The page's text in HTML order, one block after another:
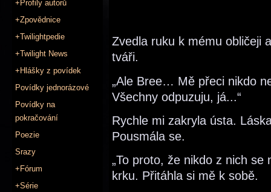
+Profily autorů
+Zpovědnice
+Twilightpedie
+Twilight News
+Hlášky z povídek
Povídky jednorázové
Povídky na
pokračování
Poezie
Srazy
+Fórum
+Série
Zvedla ruku k mému obličeji
tváři.
„Ale Bree… Mě přeci nikdo
Všechny odpuzuju, já...“
Rychle mi zakryla ústa.
Pousmála se.
„To proto, že nikdo z nich se
krku. Přitáhla si mě k sobě.